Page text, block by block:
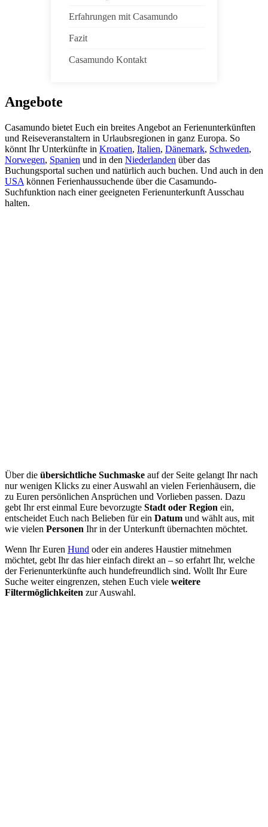
Erfahrungen mit Casamundo
Fazit
Casamundo Kontakt
Angebote
Casamundo bietet Euch ein breites Angebot an Ferienunterkünften
und Reiseveranstaltern in Urlaubsregionen in ganz Europa. So
könnt Ihr Unterkünfte in Kroatien, Italien, Dänemark, Schweden,
Norwegen, Spanien und in den Niederlanden über das
Buchungsportal suchen und natürlich auch buchen. Und auch in den
USA können Ferienhaussuchende über die Casamundo-
Suchfunktion nach einer geeigneten Ferienunterkunft Ausschau
halten.
Über die übersichtliche Suchmaske auf der Seite gelangt Ihr nach
nur wenigen Klicks zu einer Auswahl an vielen Ferienhäusern, die
zu Euren persönlichen Ansprüchen und Vorlieben passen. Dazu
gebt Ihr erst einmal Eure bevorzugte Stadt oder Region ein,
entscheidet Euch nach Belieben für ein Datum und wählt aus, mit
wie vielen Personen Ihr in der Unterkunft übernachten möchtet.
Wenn Ihr Euren Hund oder ein anderes Haustier mitnehmen
möchtet, gebt Ihr das hier einfach direkt an – so erfahrt Ihr, welche
der Ferienunterkünfte auch hundefreundlich sind. Wollt Ihr Eure
Suche weiter eingrenzen, stehen Euch viele weitere
Filtermöglichkeiten zur Auswahl.